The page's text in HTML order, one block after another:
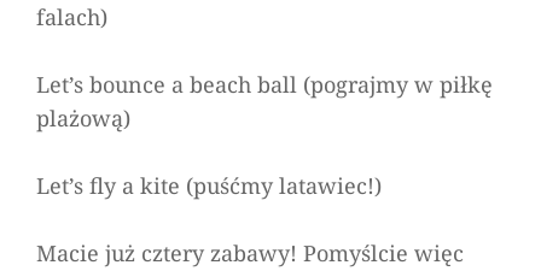
falach)
Let’s bounce a beach ball (pograjmy w piłkę
plażową)
Let’s fly a kite (puśćmy latawiec!)
Macie już cztery zabawy! Pomyślcie więc